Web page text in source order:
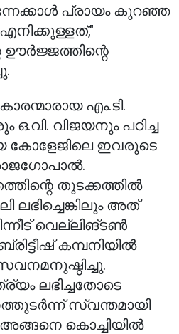
പ്രായം കുറഞ്ഞ
എം.ടി.
വിജയനും പഠിച്ച
കോളേജിലെ ഇവരുടെ
തുടക്കത്തിൽ
ലഭിച്ചെങ്കിലും അത്
വെല്ലിങ്ടൺ
കമ്പനിയിൽ
ലഭിച്ചതോടെ
സ്വന്തമായി
അങ്ങനെ കൊച്ചിയിൽ